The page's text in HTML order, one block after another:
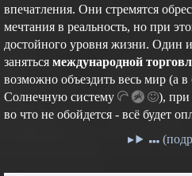
впечатления. Они стремятся
мечтания в реальность, но при
достойного уровня жизни. Один
заняться международной
возможно объездить весь мир (а
Cолнечную систему ), при
во что не обойдется - всё будет